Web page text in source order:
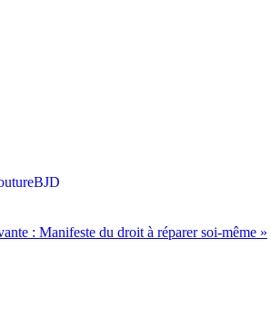
BJD
: Manifeste du droit à réparer soi-même »